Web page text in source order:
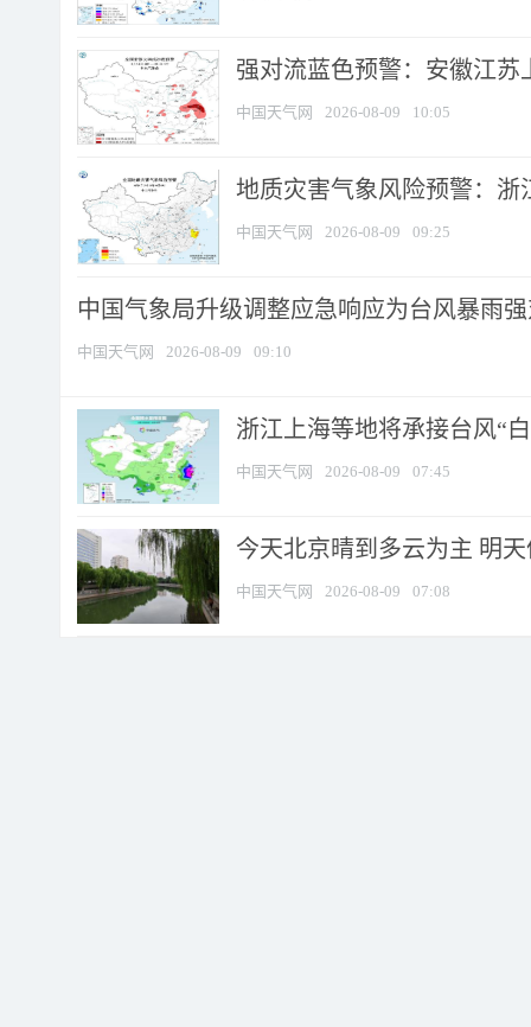
强对流蓝色预警：安徽江苏
中国天气网 2026-08-09 10:05
地质灾害气象风险预警：浙
中国天气网 2026-08-09 09:25
中国气象局升级调整应急响应为台风暴雨
中国天气网 2026-08-09 09:10
浙江上海等地将承接台风“
中国天气网 2026-08-09 07:45
今天北京晴到多云为主 明
中国天气网 2026-08-09 07:08